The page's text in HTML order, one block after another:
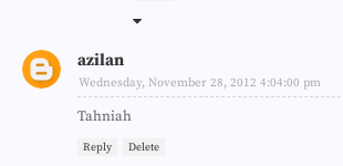
azilan
Wednesday, November 28, 2012 4:04:00 pm
Tahniah
Reply Delete